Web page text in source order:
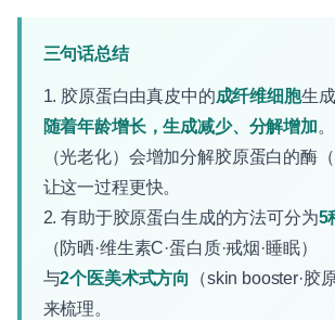
三句话总结
1. 胶原蛋白由真皮中的成纤维细胞生成
随着年龄增长，生成减少、分解增加
（光老化）会增加分解胶原蛋白的酶（
让这一过程更快。
2. 有助于胶原蛋白生成的方法可分为5
（防晒·维生素C·蛋白质·戒烟·睡眠）
与2个医美术式方向
（skin booster·胶
来梳理。